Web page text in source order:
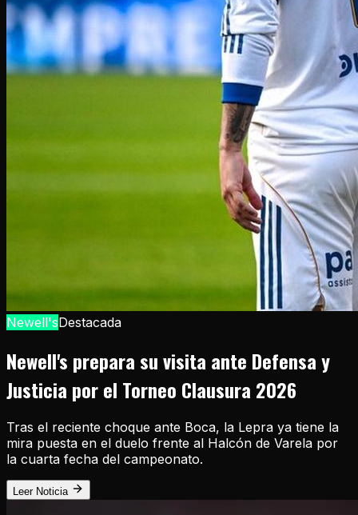
Newell'sDestacada
Newell's prepara su visita ante Defensa y
Justicia por el Torneo Clausura 2026
Tras el reciente choque ante Boca, la Lepra ya tiene la
mira puesta en el duelo frente al Halcón de Varela por
la cuarta fecha del campeonato.
Leer Noticia